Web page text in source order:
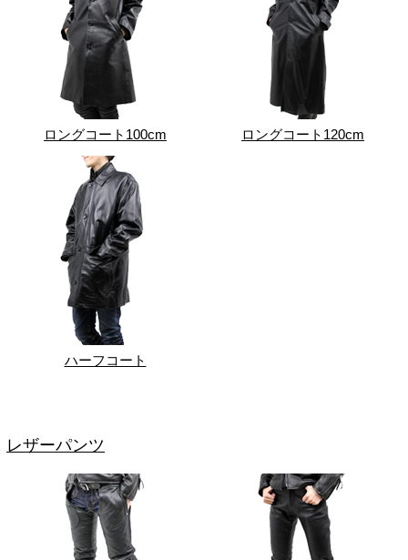
ロングコート100cm ロングコート120cm
ハーフコート
レザーパンツ